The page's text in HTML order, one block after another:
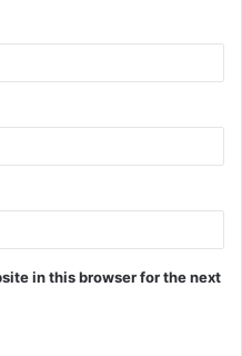
in this browser for the next